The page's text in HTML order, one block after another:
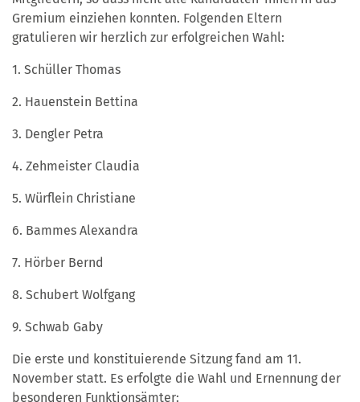
Gremium einziehen konnten. Folgenden Eltern
gratulieren wir herzlich zur erfolgreichen Wahl:
1. Schüller Thomas
2. Hauenstein Bettina
3. Dengler Petra
4. Zehmeister Claudia
5. Würflein Christiane
6. Bammes Alexandra
7. Hörber Bernd
8. Schubert Wolfgang
9. Schwab Gaby
Die erste und konstituierende Sitzung fand am 11.
November statt. Es erfolgte die Wahl und Ernennung der
besonderen Funktionsämter: